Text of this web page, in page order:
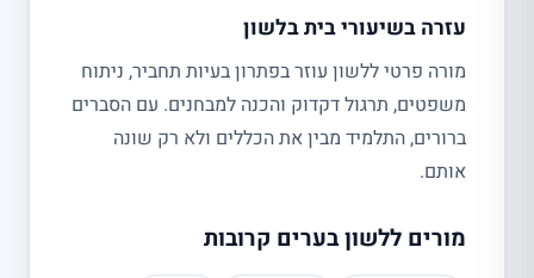
עזרה בשיעורי בית בלשון
מורה פרטי ללשון עוזר בפתרון בעיות תחביר, ניתוח
משפטים, תרגול דקדוק והכנה למבחנים. עם הסברים
ברורים, התלמיד מבין את הכללים ולא רק שונה
אותם.
מורים ללשון בערים קרובות